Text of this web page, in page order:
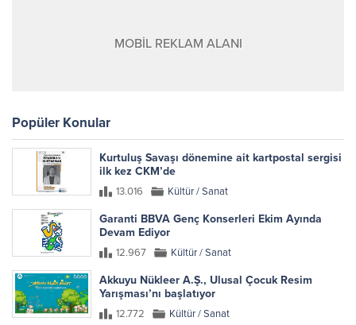
MOBİL REKLAM ALANI
Popüler Konular
Kurtuluş Savaşı dönemine ait kartpostal sergisi
ilk kez CKM’de
13.016 Kültür / Sanat
Garanti BBVA Genç Konserleri Ekim Ayında
Devam Ediyor
12.967 Kültür / Sanat
Akkuyu Nükleer A.Ş., Ulusal Çocuk Resim
Yarışması’nı başlatıyor
12.772 Kültür / Sanat